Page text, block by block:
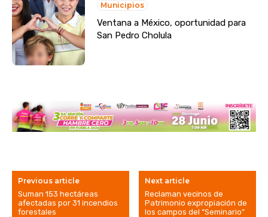
Municipios
Ventana a México, oportunidad para
San Pedro Cholula
Previous article
Suman 153 hectáreas
afectadas por 31 incendios
forestales
Next article
Reclaman vecinos de
Patrimonio expropiación de
los campos del “Seminario”